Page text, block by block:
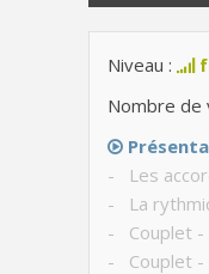
Niveau :
Nombre de
- Les
- La
- Couplet -
- Couplet -